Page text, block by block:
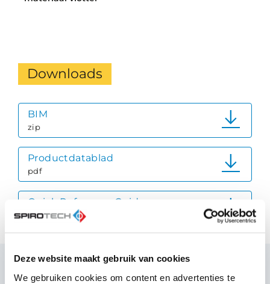
Deze website maakt gebruik van cookies
We gebruiken cookies om content en advertenties te
Downloads
BIM
zip
Productdatablad
pdf
Quick Reference Guide
pdf